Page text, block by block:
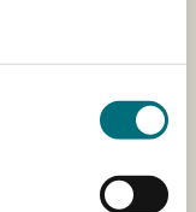
af Styrelsen